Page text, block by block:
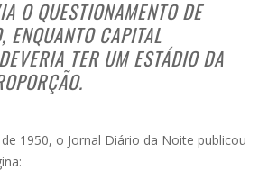
O QUESTIONAMENTO DE
ENQUANTO CAPITAL
TER UM ESTÁDIO DA
1950, o Jornal Diário da Noite publicou